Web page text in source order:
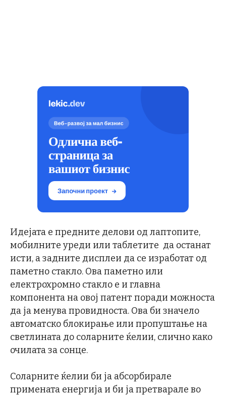
Идејата е предните делови од лаптопите,
мобилните уреди или таблетите да останат
исти, а задните дисплеи да се изработат од
паметно стакло. Ова паметно или
електрохромно стакло е и главна
компонента на овој патент поради можноста
да ја менува провидноста. Ова би значело
автоматско блокирање или пропуштање на
светлината до соларните ќелии, слично како
очилата за сонце.
Соларните ќелии би ја абсорбирале
примената енергија и би ја претварале во